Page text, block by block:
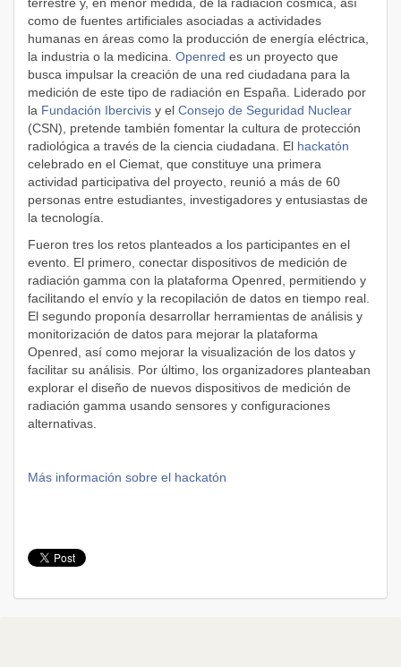
como de fuentes artificiales asociadas a actividades
humanas en áreas como la producción de energía eléctrica,
la industria o la medicina. Openred es un proyecto que
busca impulsar la creación de una red ciudadana para la
medición de este tipo de radiación en España. Liderado por
la Fundación Ibercivis y el Consejo de Seguridad Nuclear
(CSN), pretende también fomentar la cultura de protección
radiológica a través de la ciencia ciudadana. El hackatón
celebrado en el Ciemat, que constituye una primera
actividad participativa del proyecto, reunió a más de 60
personas entre estudiantes, investigadores y entusiastas de
la tecnología.
Fueron tres los retos planteados a los participantes en el
evento. El primero, conectar dispositivos de medición de
radiación gamma con la plataforma Openred, permitiendo y
facilitando el envío y la recopilación de datos en tiempo real.
El segundo proponía desarrollar herramientas de análisis y
monitorización de datos para mejorar la plataforma
Openred, así como mejorar la visualización de los datos y
facilitar su análisis. Por último, los organizadores planteaban
explorar el diseño de nuevos dispositivos de medición de
radiación gamma usando sensores y configuraciones
alternativas.
Más información sobre el hackatón